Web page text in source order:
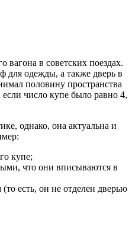
вагона в советских поездах.
для одежды, а также дверь в
половину пространства
число купе было равно 4,
однако, она актуальна и
купе;
что они вписываются в
есть, он не отделен дверью